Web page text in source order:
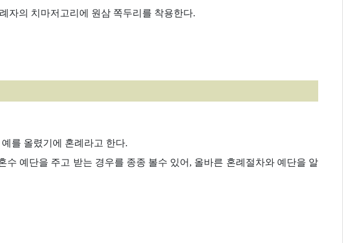
자의 치마저고리에 원삼 쪽두리를 착용한다.
를 올렸기에 혼례라고 한다.
예단을 주고 받는 경우를 종종 볼수 있어, 올바른 혼례절차와 예단을 알